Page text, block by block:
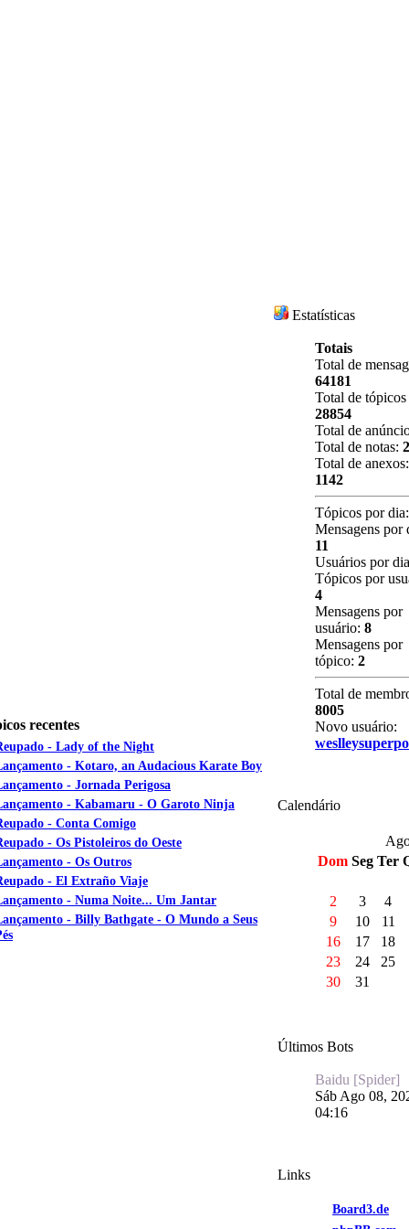
recentes
- Lady of the Night
- Kotaro, an Audacious Karate Boy
- Jornada Perigosa
- Kabamaru - O Garoto Ninja
- Conta Comigo
- Os Pistoleiros do Oeste
- Os Outros
- El Extraño Viaje
- Numa Noite... Um Jantar
- Billy Bathgate - O Mundo a Seus
Estatísticas
Totais
Total de
64181
Total de tópicos
28854
Total de
Total de notas:
Total de anexos:
1142
Tópicos por
Mensagens por
11
Usuários por
Tópicos por
4
Mensagens por
usuário: 8
Mensagens por
tópico: 2
Total de
8005
Novo usuário:
Calendário
Dom Seg Ter
2 3
4
9
10 11
16
17 18
23
24 25
30
31
Últimos Bots
Baidu [Spider]
Sáb Ago 08,
04:16
Links
Board3.de